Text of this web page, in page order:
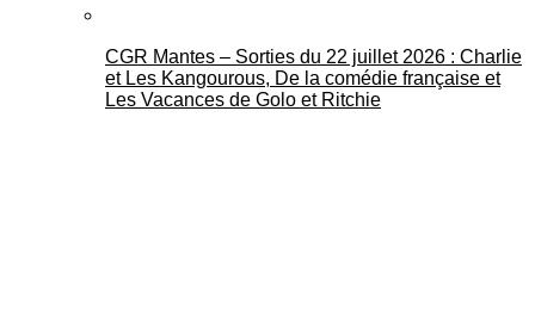
CGR Mantes – Sorties du 22 juillet 2026 : Charlie
et Les Kangourous, De la comédie française et
Les Vacances de Golo et Ritchie